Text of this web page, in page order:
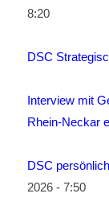
8:20
DSC
Interview mit
Rhein-Neckar
DSC
2026 - 7:50